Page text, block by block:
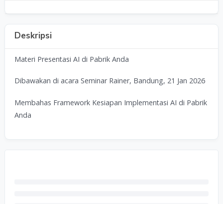
Deskripsi
Materi Presentasi AI di Pabrik Anda
Dibawakan di acara Seminar Rainer, Bandung, 21 Jan 2026
Membahas Framework Kesiapan Implementasi AI di Pabrik
Anda